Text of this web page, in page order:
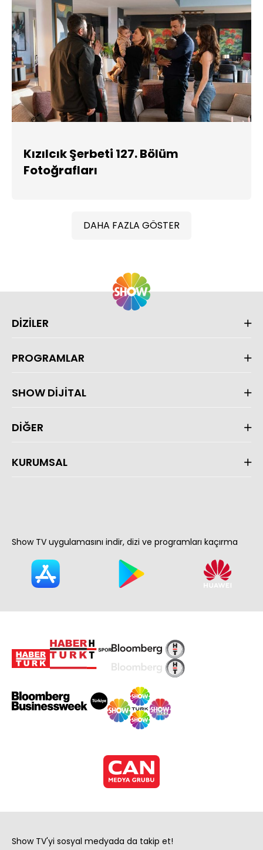
Kızılcık Şerbeti 127. Bölüm
Fotoğrafları
DAHA FAZLA GÖSTER
DİZİLER
PROGRAMLAR
SHOW DİJİTAL
DİĞER
KURUMSAL
Show TV uygulamasını indir, dizi ve programları kaçırma
Show TV'yi sosyal medyada da takip et!